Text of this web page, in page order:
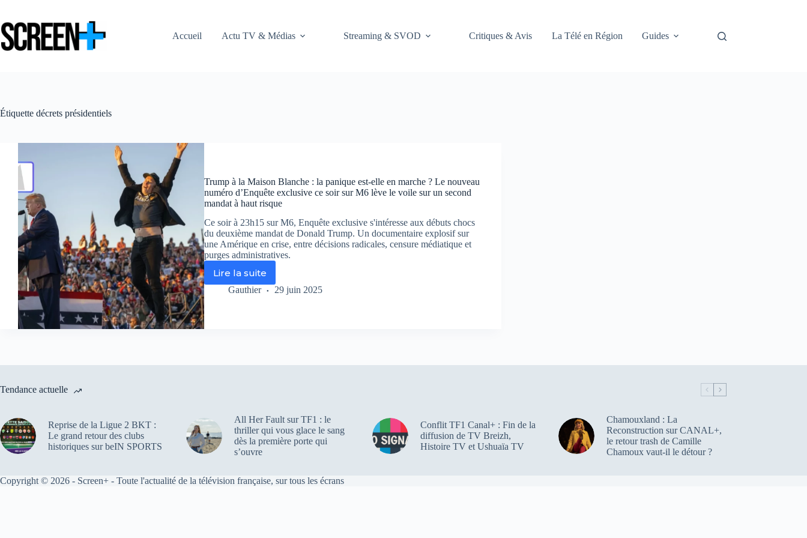
contenu
Accueil
Actu TV & Médias Streaming & SVOD Critiques & Avis La Télé en Région Guides
Étiquette décrets présidentiels
Trump à la Maison Blanche : la panique est-elle en marche ? Le nouveau
numéro d’Enquête exclusive ce soir sur M6 lève le voile sur un second
mandat à haut risque
Ce soir à 23h15 sur M6, Enquête exclusive s'intéresse aux débuts chocs
du deuxième mandat de Donald Trump. Un documentaire explosif sur
une Amérique en crise, entre décisions radicales, censure médiatique et
purges administratives.
Lire la suite
Trump
à
est-
?
Le
nouveau
numéro
ce
Gauthier 29 juin 2025
Tendance actuelle
Reprise de la Ligue 2 BKT :
Le grand retour des clubs
historiques sur beIN SPORTS
All Her Fault sur TF1 : le
thriller qui vous glace le sang
dès la première porte qui
s’ouvre
Conflit TF1 Canal+ : Fin de la
diffusion de TV Breizh,
Histoire TV et Ushuaïa TV
Chamouxland : La
Reconstruction sur CANAL+,
le retour trash de Camille
Chamoux vaut-il le détour ?
Copyright © 2026 - Screen+ - Toute l'actualité de la télévision française, sur tous les écrans